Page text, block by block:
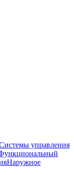
управления
Наружное